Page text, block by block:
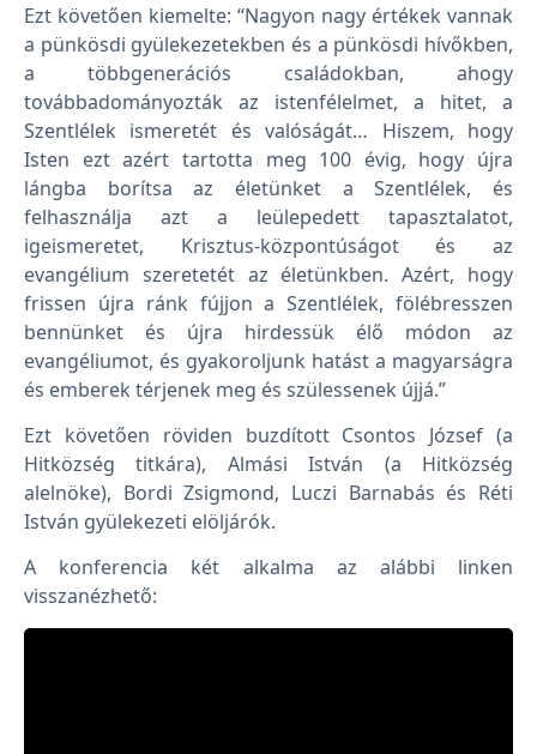
Ezt követően kiemelte: “Nagyon nagy értékek vannak
a pünkösdi gyülekezetekben és a pünkösdi hívőkben,
a többgenerációs családokban, ahogy
továbbadományozták az istenfélelmet, a hitet, a
Szentlélek ismeretét és valóságát… Hiszem, hogy
Isten ezt azért tartotta meg 100 évig, hogy újra
lángba borítsa az életünket a Szentlélek, és
felhasználja azt a leülepedett tapasztalatot,
igeismeretet, Krisztus-központúságot és az
evangélium szeretetét az életünkben. Azért, hogy
frissen újra ránk fújjon a Szentlélek, fölébresszen
bennünket és újra hirdessük élő módon az
evangéliumot, és gyakoroljunk hatást a magyarságra
és emberek térjenek meg és szülessenek újjá.”
Ezt követően röviden buzdított Csontos József (a
Hitközség titkára), Almási István (a Hitközség
alelnöke), Bordi Zsigmond, Luczi Barnabás és Réti
István gyülekezeti elöljárók.
A konferencia két alkalma az alábbi linken
visszanézhető: